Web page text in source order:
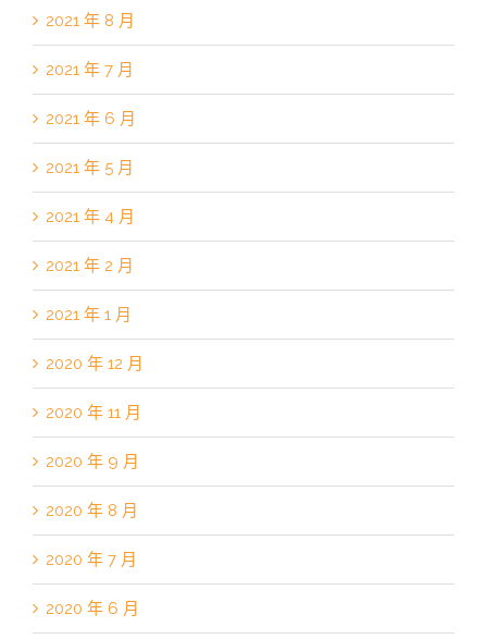
2021 年 8 月
2021 年 7 月
2021 年 6 月
2021 年 5 月
2021 年 4 月
2021 年 2 月
2021 年 1 月
2020 年 12 月
2020 年 11 月
2020 年 9 月
2020 年 8 月
2020 年 7 月
2020 年 6 月